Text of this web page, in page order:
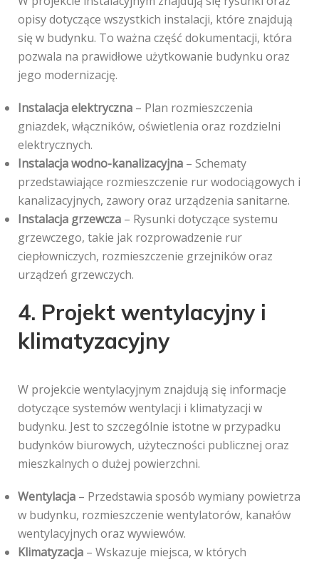
opisy dotyczące wszystkich instalacji, które znajdują
się w budynku. To ważna część dokumentacji, która
pozwala na prawidłowe użytkowanie budynku oraz
jego modernizację.
Instalacja elektryczna – Plan rozmieszczenia
gniazdek, włączników, oświetlenia oraz rozdzielni
elektrycznych.
Instalacja wodno-kanalizacyjna – Schematy
przedstawiające rozmieszczenie rur wodociągowych i
kanalizacyjnych, zawory oraz urządzenia sanitarne.
Instalacja grzewcza – Rysunki dotyczące systemu
grzewczego, takie jak rozprowadzenie rur
ciepłowniczych, rozmieszczenie grzejników oraz
urządzeń grzewczych.
4. Projekt wentylacyjny i
klimatyzacyjny
W projekcie wentylacyjnym znajdują się informacje
dotyczące systemów wentylacji i klimatyzacji w
budynku. Jest to szczególnie istotne w przypadku
budynków biurowych, użyteczności publicznej oraz
mieszkalnych o dużej powierzchni.
Wentylacja – Przedstawia sposób wymiany powietrza
w budynku, rozmieszczenie wentylatorów, kanałów
wentylacyjnych oraz wywiewów.
Klimatyzacja – Wskazuje miejsca, w których